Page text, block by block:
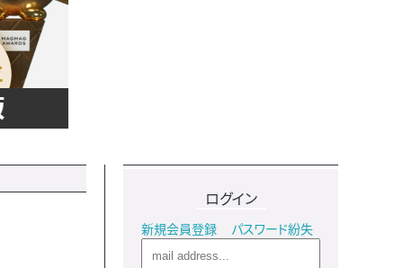
ログイン
新規会員登録 パスワード紛失